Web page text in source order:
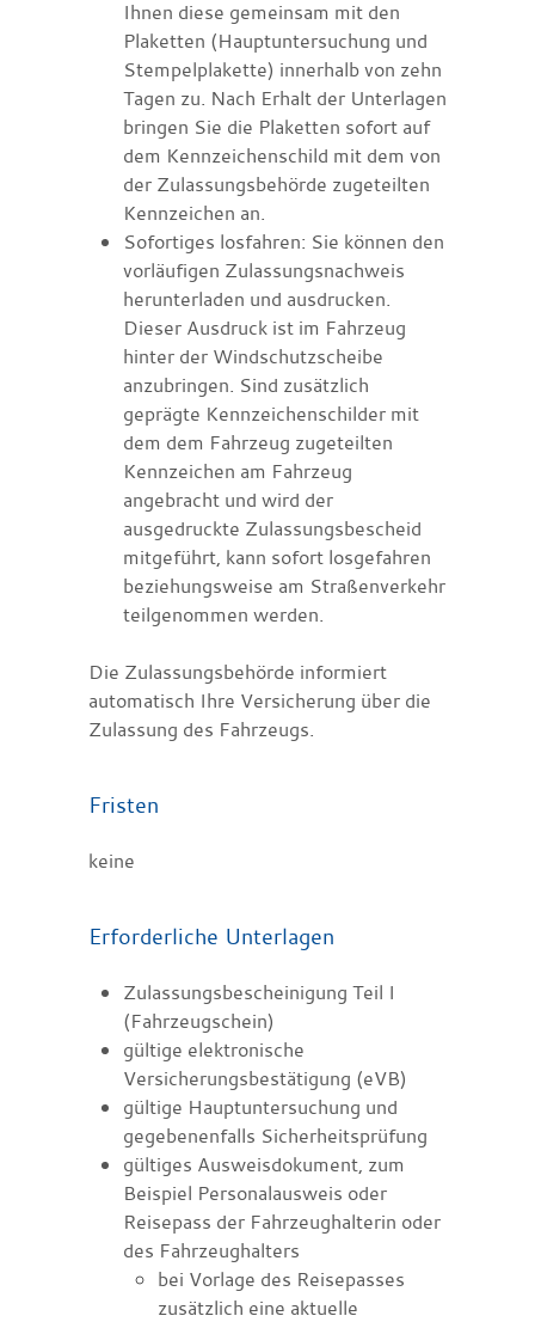
Ihnen diese gemeinsam mit den
Plaketten (Hauptuntersuchung und
Stempelplakette) innerhalb von zehn
Tagen zu. Nach Erhalt der Unterlagen
bringen Sie die Plaketten sofort auf
dem Kennzeichenschild mit dem von
der Zulassungsbehörde zugeteilten
Kennzeichen an.
Sofortiges losfahren: Sie können den
vorläufigen Zulassungsnachweis
herunterladen und ausdrucken.
Dieser Ausdruck ist im Fahrzeug
hinter der Windschutzscheibe
anzubringen. Sind zusätzlich
geprägte Kennzeichenschilder mit
dem dem Fahrzeug zugeteilten
Kennzeichen am Fahrzeug
angebracht und wird der
ausgedruckte Zulassungsbescheid
mitgeführt, kann sofort losgefahren
beziehungsweise am Straßenverkehr
teilgenommen werden.
Die Zulassungsbehörde informiert
automatisch Ihre Versicherung über die
Zulassung des Fahrzeugs.
Fristen
keine
Erforderliche Unterlagen
Zulassungsbescheinigung Teil I
(Fahrzeugschein)
gültige elektronische
Versicherungsbestätigung (eVB)
gültige Hauptuntersuchung und
gegebenenfalls Sicherheitsprüfung
gültiges Ausweisdokument, zum
Beispiel Personalausweis oder
Reisepass der Fahrzeughalterin oder
des Fahrzeughalters
bei Vorlage des Reisepasses
zusätzlich eine aktuelle